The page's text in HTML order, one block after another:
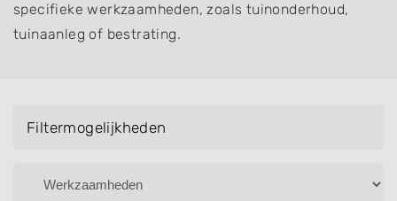
specifieke werkzaamheden, zoals tuinonderhoud,
tuinaanleg of bestrating.
Filtermogelijkheden